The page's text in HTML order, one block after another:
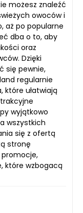
możesz znaleźć
owoców i
aż po popularne
dba o to, aby
oraz
Dzięki
się pewnie,
regularnie
które ułatwiają
wyjątkowo
wszystkich
się z ofertą
stronę
które wzbogacą